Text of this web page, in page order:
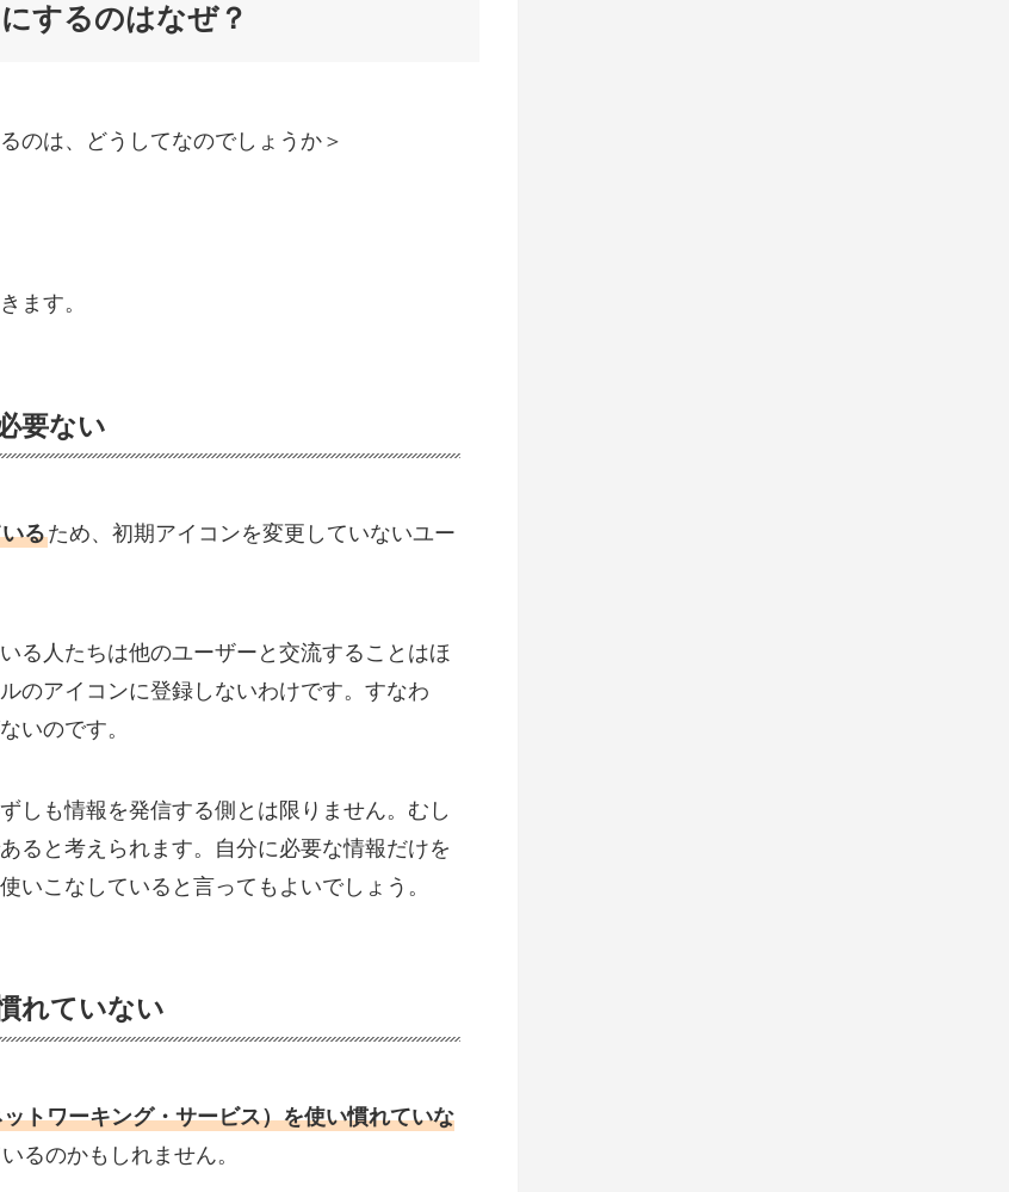
するのはなぜ？
のは、どうしてなのでしょうか＞
ます。
要ない
るため、初期アイコンを変更していないユー
る人たちは他のユーザーと交流することはほ
のアイコンに登録しないわけです。すなわ
いのです。
しも情報を発信する側とは限りません。むし
ると考えられます。自分に必要な情報だけを
いこなしていると言ってもよいでしょう。
れていない
トワーキング・サービス）を使い慣れていな
るのかもしれません。